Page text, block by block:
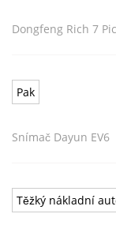
Dongfeng Rich 7
Pak
Snímač Dayun EV6
Těžký nákladní